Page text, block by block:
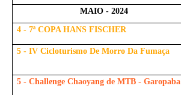
MAIO - 2024
4 - 7ª COPA HANS FISCHER
5 - IV Cicloturismo De Morro Da Fumaça
5 - Challenge Chaoyang de MTB - Garopaba